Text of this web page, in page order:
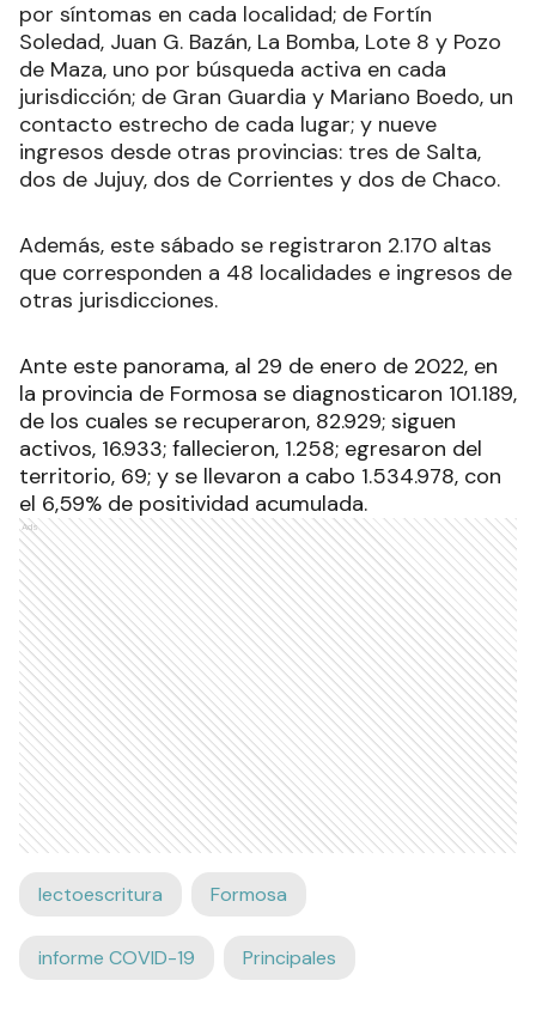
por síntomas en cada localidad; de Fortín
Soledad, Juan G. Bazán, La Bomba, Lote 8 y Pozo
de Maza, uno por búsqueda activa en cada
jurisdicción; de Gran Guardia y Mariano Boedo, un
contacto estrecho de cada lugar; y nueve
ingresos desde otras provincias: tres de Salta,
dos de Jujuy, dos de Corrientes y dos de Chaco.
Además, este sábado se registraron 2.170 altas
que corresponden a 48 localidades e ingresos de
otras jurisdicciones.
Ante este panorama, al 29 de enero de 2022, en
la provincia de Formosa se diagnosticaron 101.189,
de los cuales se recuperaron, 82.929; siguen
activos, 16.933; fallecieron, 1.258; egresaron del
territorio, 69; y se llevaron a cabo 1.534.978, con
el 6,59% de positividad acumulada.
Ads
lectoescritura Formosa
informe COVID-19 Principales